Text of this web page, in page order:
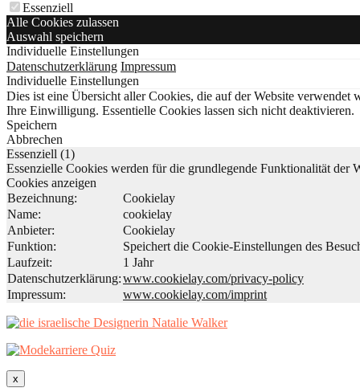
Essenziell
Alle Cookies zulassen
Auswahl speichern
Individuelle Einstellungen
Datenschutzerklärung Impressum
Individuelle Einstellungen
Dies ist eine Übersicht aller Cookies, die auf der Website
Ihre Einwilligung. Essentielle Cookies lassen sich nicht deaktivieren.
Speichern
Abbrechen
Essenziell (1)
Essenzielle Cookies werden für die grundlegende Funktionalität der
Cookies anzeigen
Bezeichnung:
Cookielay
Name:
cookielay
Anbieter:
Cookielay
Funktion:
Speichert die Cookie-Einstellungen des
Laufzeit:
1 Jahr
Datenschutzerklärung:www.cookielay.com/privacy-policy
Impressum:
www.cookielay.com/imprint
x